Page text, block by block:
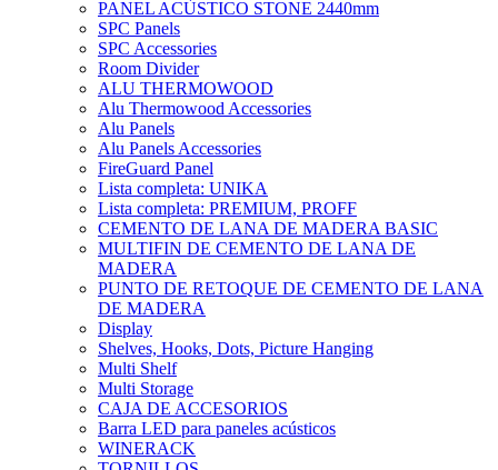
PANEL ACÙSTICO STONE 2440mm
SPC Panels
SPC Accessories
Room Divider
ALU THERMOWOOD
Alu Thermowood Accessories
Alu Panels
Alu Panels Accessories
FireGuard Panel
Lista completa: UNIKA
Lista completa: PREMIUM, PROFF
CEMENTO DE LANA DE MADERA BASIC
MULTIFIN DE CEMENTO DE LANA DE
MADERA
PUNTO DE RETOQUE DE CEMENTO DE LANA
DE MADERA
Display
Shelves, Hooks, Dots, Picture Hanging
Multi Shelf
Multi Storage
CAJA DE ACCESORIOS
Barra LED para paneles acústicos
WINERACK